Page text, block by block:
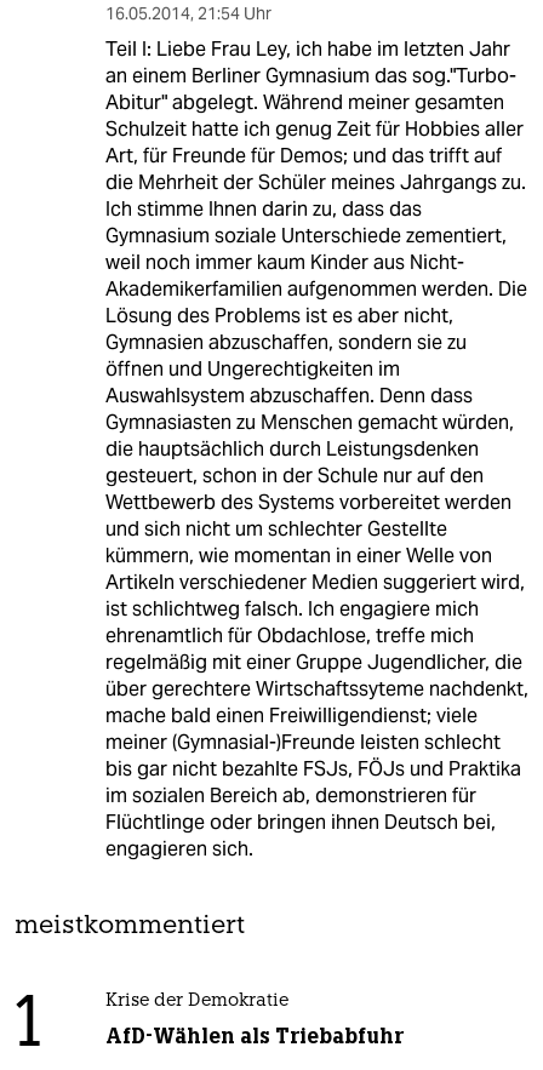
16.05.2014, 21:54 Uhr
Teil I: Liebe Frau Ley, ich habe im letzten Jahr
an einem Berliner Gymnasium das sog."Turbo-
Abitur" abgelegt. Während meiner gesamten
Schulzeit hatte ich genug Zeit für Hobbies aller
Art, für Freunde für Demos; und das trifft auf
die Mehrheit der Schüler meines Jahrgangs zu.
Ich stimme Ihnen darin zu, dass das
Gymnasium soziale Unterschiede zementiert,
weil noch immer kaum Kinder aus Nicht-
Akademikerfamilien aufgenommen werden. Die
Lösung des Problems ist es aber nicht,
Gymnasien abzuschaffen, sondern sie zu
öffnen und Ungerechtigkeiten im
Auswahlsystem abzuschaffen. Denn dass
Gymnasiasten zu Menschen gemacht würden,
die hauptsächlich durch Leistungsdenken
gesteuert, schon in der Schule nur auf den
Wettbewerb des Systems vorbereitet werden
und sich nicht um schlechter Gestellte
kümmern, wie momentan in einer Welle von
Artikeln verschiedener Medien suggeriert wird,
ist schlichtweg falsch. Ich engagiere mich
ehrenamtlich für Obdachlose, treffe mich
regelmäßig mit einer Gruppe Jugendlicher, die
über gerechtere Wirtschaftssyteme nachdenkt,
mache bald einen Freiwilligendienst; viele
meiner (Gymnasial-)Freunde leisten schlecht
bis gar nicht bezahlte FSJs, FÖJs und Praktika
im sozialen Bereich ab, demonstrieren für
Flüchtlinge oder bringen ihnen Deutsch bei,
engagieren sich.
meistkommentiert
1 Krise der Demokratie
AfD-Wählen als Triebabfuhr